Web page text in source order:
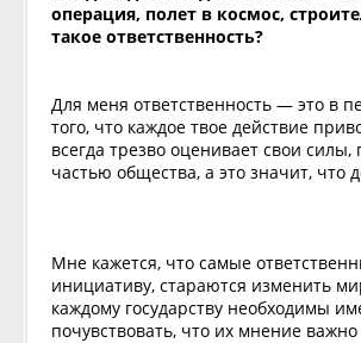
операция, полет в космос,
такое ответственность?
Для меня ответственность — это в
того, что каждое твое действие
всегда трезво оценивает свои
частью общества, а это значит, что
Мне кажется, что самые
инициативу, стараются изменить
каждому государству необходимы
почувствовать, что их мнение